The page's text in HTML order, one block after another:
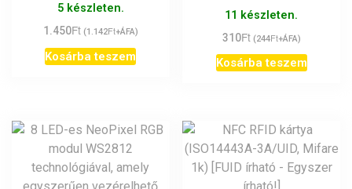
5 készleten.
1.450Ft (1.142Ft+ÁFA)
Kosárba teszem
11 készleten.
310Ft (244Ft+ÁFA)
Kosárba teszem